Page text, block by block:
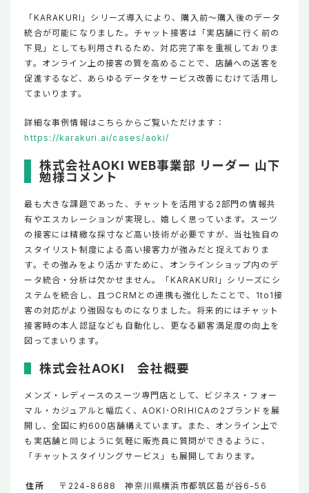
「KARAKURI」シリーズ導入により、購入前～購入後のデータ
統合が可能になりました。チャット接客は「実店舗に行く前の
下見」としても利用されるため、対応完了率を重視しておりま
す。オンライン上の接客の質を高めることで、店舗への送客を
促進するなど、あらゆるデータをサービス改善にむけて活用し
てまいります。
詳細な事例情報はこちらからご覧いただけます：
https://karakuri.ai/cases/aoki/
株式会社AOKI WEB事業部 リーダー 山下
勉様コメント
最も大きな課題であった、チャットを活用する2部門の情報共
有やエスカレーションが実現し、嬉しく思っています。スーツ
の接客には精緻な採寸など高い技術が必要ですが、当社独自の
スタイリスト制度による高い接客力が強みだと捉えておりま
す。その強みをより活かすために、オンラインショップ内のデ
ータ統合・分析は欠かせません。「KARAKURI」シリーズにシ
ステムを統合し、且つCRMとの連携も強化したことで、1to1接
客の対応がより強固なものになりました。将来的にはチャット
接客時の本人認証なども自動化し、更なる顧客満足度の向上を
図ってまいります。
株式会社AOKI 会社概要
メンズ・レディースのスーツ専門店として、ビジネス・フォー
マル・カジュアルと幅広く、AOKI･ORIHICAの2ブランドを展
開し、全国に約600店舗構えています。また、オンライン上で
も実店舗と同じように気軽に販売員に質問ができるように、
「チャットスタイリングサービス」も展開しております。
住所
〒224-8688 神奈川県横浜市都筑区葛が谷6-56